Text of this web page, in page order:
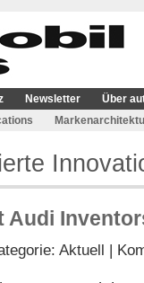
Newsletter
Über
Audi
Aktuell |